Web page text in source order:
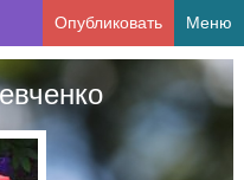
Опубликовать Меню